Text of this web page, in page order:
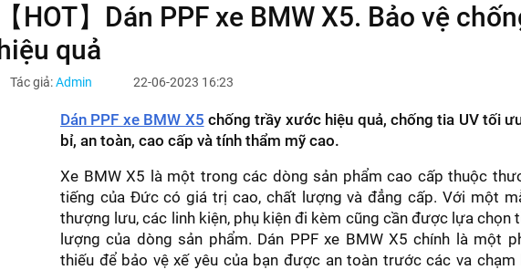
【HOT】Dán PPF xe BMW X5. Bảo vệ
hiệu quả
Tác giả:Admin 22-06-2023 16:23
Dán PPF xe BMW X5 chống trầy xước hiệu quả, chống tia UV tối
bỉ, an toàn, cao cấp và tính thẩm mỹ cao.
Xe BMW X5 là một trong các dòng sản phẩm cao cấp thuộc
tiếng của Đức có giá trị cao, chất lượng và đẳng cấp. Với một
thượng lưu, các linh kiện, phụ kiện đi kèm cũng cần được lựa chọn
lượng của dòng sản phẩm. Dán PPF xe BMW X5 chính là một
thiếu để bảo vệ xế yêu của bạn được an toàn trước các va